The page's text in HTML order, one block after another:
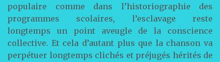
populaire comme dans l’historiographie des
programmes scolaires, l’esclavage reste
longtemps un point aveugle de la conscience
collective. Et cela d’autant plus que la chanson va
perpétuer longtemps clichés et préjugés hérités de